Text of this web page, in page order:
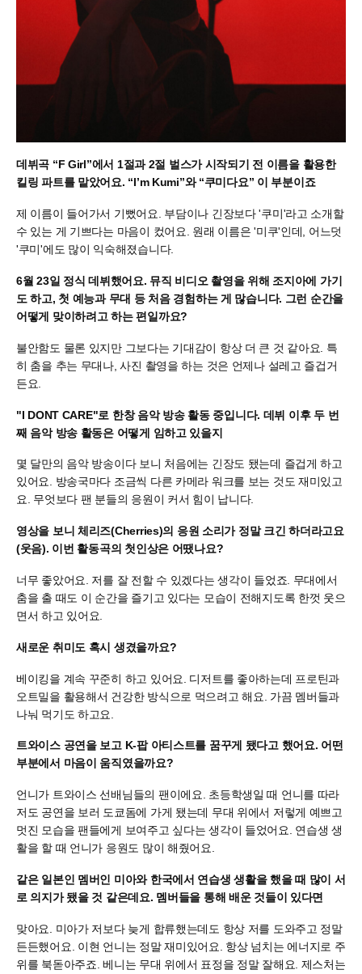
데뷔곡 “F Girl”에서 1절과 2절 벌스가 시작되기 전 이름을 활용한
킬링 파트를 맡았어요. “I’m Kumi”와 “쿠미다요” 이 부분이죠
제 이름이 들어가서 기뻤어요. 부담이나 긴장보다 '쿠미'라고 소개할
수 있는 게 기쁘다는 마음이 컸어요. 원래 이름은 '미쿠'인데, 어느덧
'쿠미'에도 많이 익숙해졌습니다.
6월 23일 정식 데뷔했어요. 뮤직 비디오 촬영을 위해 조지아에 가기
도 하고, 첫 예능과 무대 등 처음 경험하는 게 많습니다. 그런 순간을
어떻게 맞이하려고 하는 편일까요?
불안함도 물론 있지만 그보다는 기대감이 항상 더 큰 것 같아요. 특
히 춤을 추는 무대나, 사진 촬영을 하는 것은 언제나 설레고 즐겁거
든요.
"I DONT CARE"로 한창 음악 방송 활동 중입니다. 데뷔 이후 두 번
째 음악 방송 활동은 어떻게 임하고 있을지
몇 달만의 음악 방송이다 보니 처음에는 긴장도 됐는데 즐겁게 하고
있어요. 방송국마다 조금씩 다른 카메라 워크를 보는 것도 재미있고
요. 무엇보다 팬 분들의 응원이 커서 힘이 납니다.
영상을 보니 체리즈(Cherries)의 응원 소리가 정말 크긴 하더라고요
(웃음). 이번 활동곡의 첫인상은 어땠나요?
너무 좋았어요. 저를 잘 전할 수 있겠다는 생각이 들었죠. 무대에서
춤을 출 때도 이 순간을 즐기고 있다는 모습이 전해지도록 한껏 웃으
면서 하고 있어요.
새로운 취미도 혹시 생겼을까요?
베이킹을 계속 꾸준히 하고 있어요. 디저트를 좋아하는데 프로틴과
오트밀을 활용해서 건강한 방식으로 먹으려고 해요. 가끔 멤버들과
나눠 먹기도 하고요.
트와이스 공연을 보고 K-팝 아티스트를 꿈꾸게 됐다고 했어요. 어떤
부분에서 마음이 움직였을까요?
언니가 트와이스 선배님들의 팬이에요. 초등학생일 때 언니를 따라
저도 공연을 보러 도쿄돔에 가게 됐는데 무대 위에서 저렇게 예쁘고
멋진 모습을 팬들에게 보여주고 싶다는 생각이 들었어요. 연습생 생
활을 할 때 언니가 응원도 많이 해줬어요.
같은 일본인 멤버인 미아와 한국에서 연습생 생활을 했을 때 많이 서
로 의지가 됐을 것 같은데요. 멤버들을 통해 배운 것들이 있다면
맞아요. 미아가 저보다 늦게 합류했는데도 항상 저를 도와주고 정말
든든했어요. 이현 언니는 정말 재미있어요. 항상 넘치는 에너지로 주
위를 북돋아주죠. 베니는 무대 위에서 표정을 정말 잘해요. 제스처는